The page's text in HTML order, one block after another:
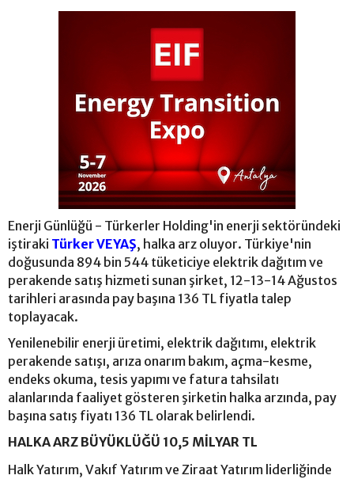
Enerji Günlüğü - Türkerler Holding'in enerji sektöründeki
iştiraki Türker VEYAŞ, halka arz oluyor. Türkiye'nin
doğusunda 894 bin 544 tüketiciye elektrik dağıtım ve
perakende satış hizmeti sunan şirket, 12-13-14 Ağustos
tarihleri arasında pay başına 136 TL fiyatla talep
toplayacak.
Yenilenebilir enerji üretimi, elektrik dağıtımı, elektrik
perakende satışı, arıza onarım bakım, açma-kesme,
endeks okuma, tesis yapımı ve fatura tahsilatı
alanlarında faaliyet gösteren şirketin halka arzında, pay
başına satış fiyatı 136 TL olarak belirlendi.
HALKA ARZ BÜYÜKLÜĞÜ 10,5 MİLYAR TL
Halk Yatırım, Vakıf Yatırım ve Ziraat Yatırım liderliğinde